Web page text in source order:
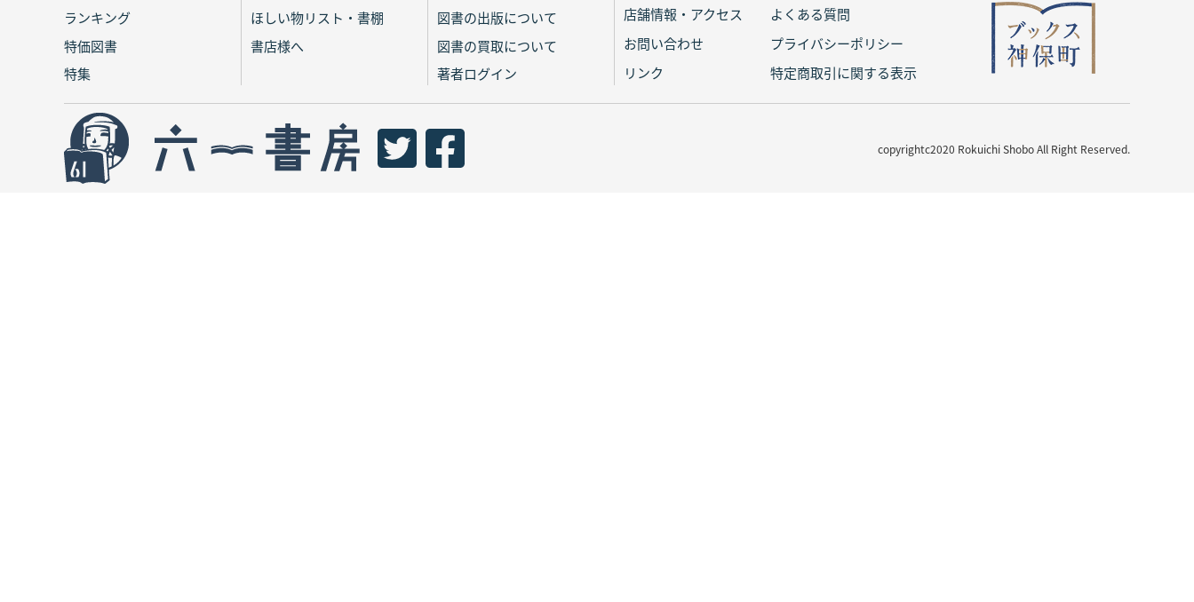
ランキング
特価図書
特集
ほしい物リスト・書棚
書店様へ
図書の出版について
図書の買取について
著者ログイン
店舗情報・アクセス
よくある質問
お問い合わせ
プライバシーポリシー
リンク
特定商取引に関する表示
copyrightc2020 Rokuichi Shobo All Right Reserved.